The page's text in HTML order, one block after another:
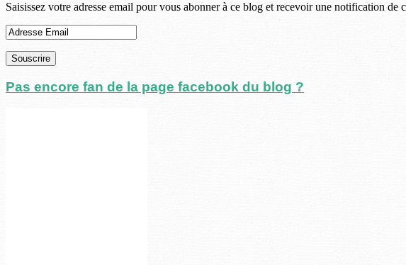
Saisissez votre adresse email pour vous abonner à ce blog et recevoir une notification de
Pas encore fan de la page facebook du blog ?